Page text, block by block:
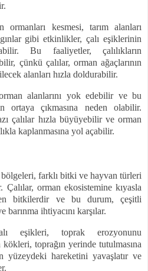
ormanları kesmesi, tarım alanları
gibi etkinlikler, çalı eşiklerinin
Bu faaliyetler, çalılıkların
çünkü çalılar, orman ağaçlarının
alanları hızla doldurabilir.
alanlarını yok edebilir ve bu
ortaya çıkmasına neden olabilir.
çalılar hızla büyüyebilir ve orman
kaplanmasına yol açabilir.
bölgeleri, farklı bitki ve hayvan türleri
Çalılar, orman ekosistemine kıyasla
bitkilerdir ve bu durum, çeşitli
barınma ihtiyacını karşılar.
eşikleri, toprak erozyonunu
kökleri, toprağın yerinde tutulmasına
yüzeydeki hareketini yavaşlatır ve